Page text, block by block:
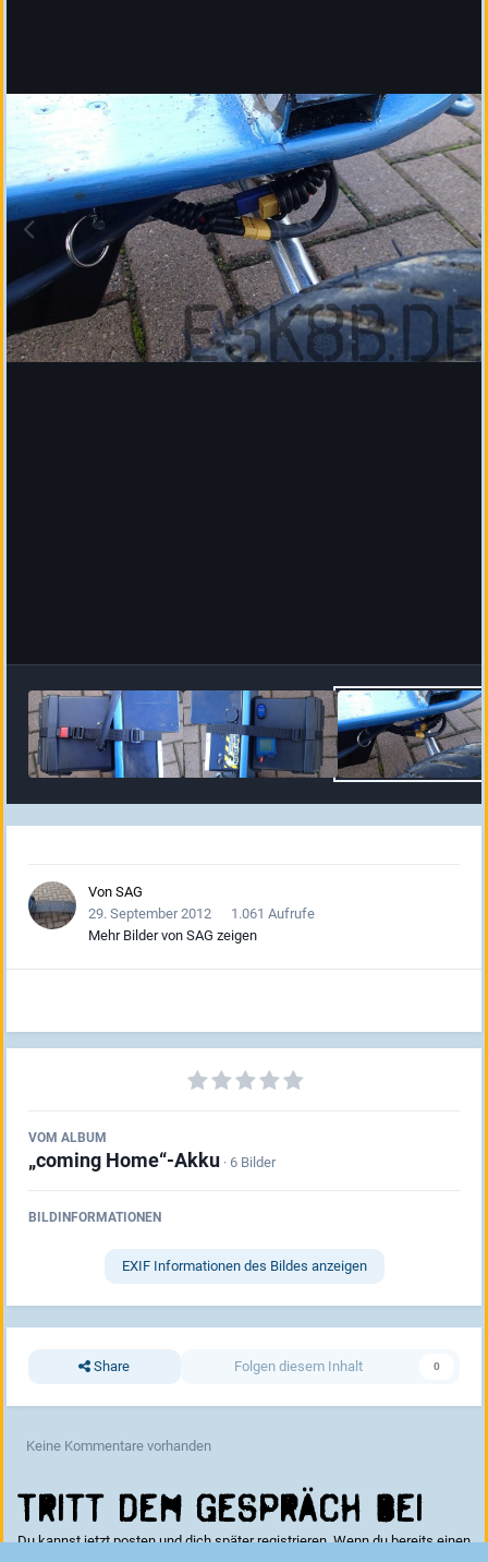
Von SAG
29. September 2012
1.061 Aufrufe
Mehr Bilder von SAG zeigen
VOM ALBUM
„coming Home“-Akku · 6 Bilder
BILDINFORMATIONEN
EXIF Informationen des Bildes anzeigen
Share Folgen diesem Inhalt 0
Keine Kommentare vorhanden
Tritt dem Gespräch bei
Du kannst jetzt posten und dich später registrieren. Wenn du bereits einen